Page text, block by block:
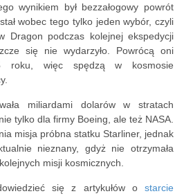
wynikiem był bezzałogowy powrót
wobec tego tylko jeden wybór, czyli
Dragon podczas kolejnej ekspedycji
się nie wydarzyło. Powrócą oni
roku, więc spędzą w kosmosie
miliardami dolarów w stratach
tylko dla firmy Boeing, ale też NASA.
misja próbna statku Starliner, jednak
nieznany, gdyż nie otrzymała
misji kosmicznych.
się z artykułów o starcie